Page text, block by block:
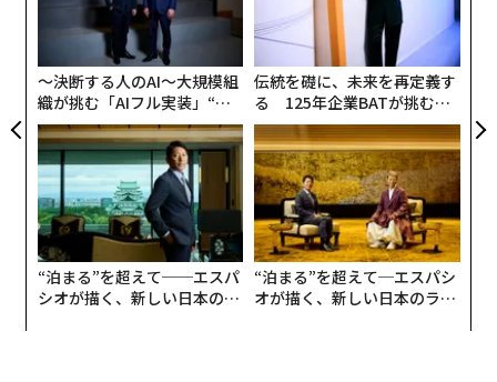
〜決断する人のAI〜大規模組
織が挑む「AIフル実装」“使
う”企業から“動く”企業へ【N
TTドコモビジネス×PwC】
伝統を礎に、未来を再定義す
る 125年企業BATが挑むス
モークレスな未来
“泊まる”を超えて──エスパ
シオが描く、新しい日本のラ
“泊まる”を超えて─エスパシ
オが描く、新しい日本のラグ